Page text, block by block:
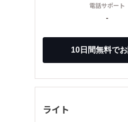
電話サポート
-
ライト